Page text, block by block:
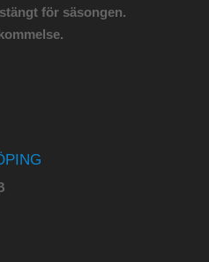
för säsongen.